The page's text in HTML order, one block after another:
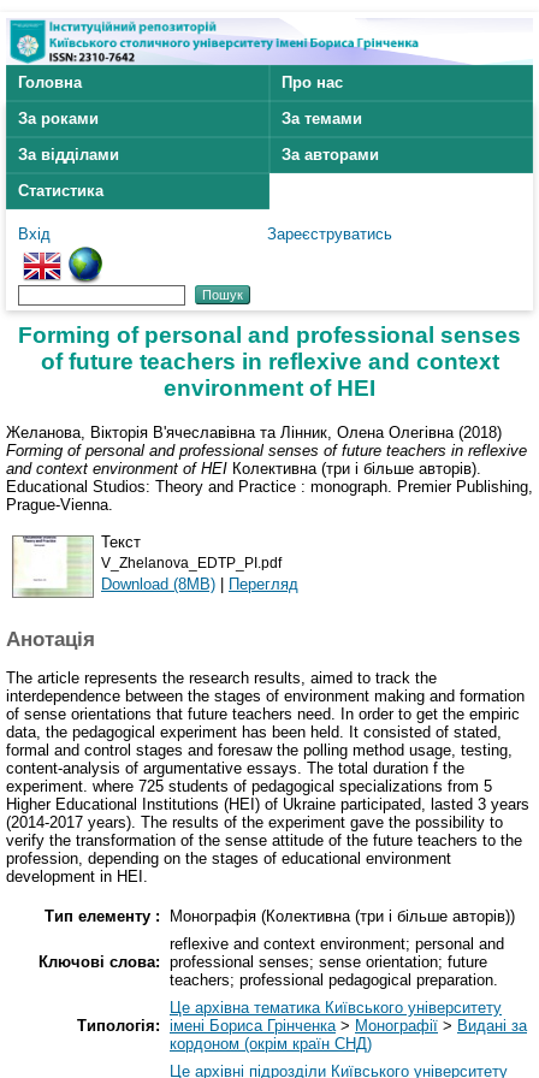
Головна
Про нас
За роками
За темами
За відділами
За авторами
Статистика
Вхід Зареєструватись
Forming of personal and professional senses
of future teachers in reflexive and context
environment of HEI
Желанова, Вікторія В'ячеславівна та Лінник, Олена Олегівна (2018)
Forming of personal and professional senses of future teachers in reflexive
and context environment of HEI Колективна (три і більше авторів).
Educational Studios: Theory and Practice : monograph. Premier Publishing,
Prague-Vienna.
Текст
V_Zhelanova_EDTP_PI.pdf
Download (8MB) | Перегляд
Анотація
The article represents the research results, aimed to track the
interdependence between the stages of environment making and formation
of sense orientations that future teachers need. In order to get the empiric
data, the pedagogical experiment has been held. It consisted of stated,
formal and control stages and foresaw the polling method usage, testing,
content-analysis of argumentative essays. The total duration f the
experiment. where 725 students of pedagogical specializations from 5
Higher Educational Institutions (HEI) of Ukraine participated, lasted 3 years
(2014-2017 years). The results of the experiment gave the possibility to
verify the transformation of the sense attitude of the future teachers to the
profession, depending on the stages of educational environment
development in HEI.
Тип елементу : Монографія (Колективна (три і більше авторів))
Ключові слова:
reflexive and context environment; personal and
professional senses; sense orientation; future
teachers; professional pedagogical preparation.
Типологія:
Це архівна тематика Київського університету
імені Бориса Грінченка> Монографії > Видані за
кордоном (окрім країн СНД)
Це архівні підрозділи Київського університету